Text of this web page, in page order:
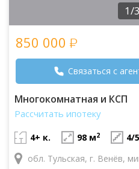
1/3
850 000
Связаться с
Многокомнатная и КСП
Рассчитать ипотеку
4+ к. 98 м2
4/
обл. Тульская, г. Венёв,